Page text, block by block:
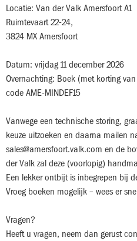
Locatie: Van der Valk Amersfoort A1
Ruimtevaart 22-24,
3824 MX Amersfoort
Datum: vrijdag 11 december 2026
Overnachting: Boek (met korting
code AME-MINDEF15
Vanwege een technische storing,
keuze uitzoeken en daarna mailen
sales@amersfoort.valk.com en de
der Valk zal deze (voorlopig)
Een lekker ontbijt is inbegrepen bij
Vroeg boeken mogelijk – wees er
Vragen?
Heeft u vragen, neem dan gerust